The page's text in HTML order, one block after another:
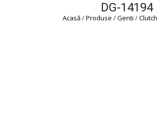
DG-14194
Acasă/Produse /Genti /Clutch